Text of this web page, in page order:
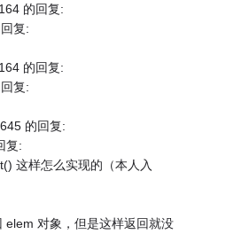
的回复:
复:
的回复:
复:
的回复:
复:
这样怎么实现的（本人入
elem 对象，但是这样返回就没